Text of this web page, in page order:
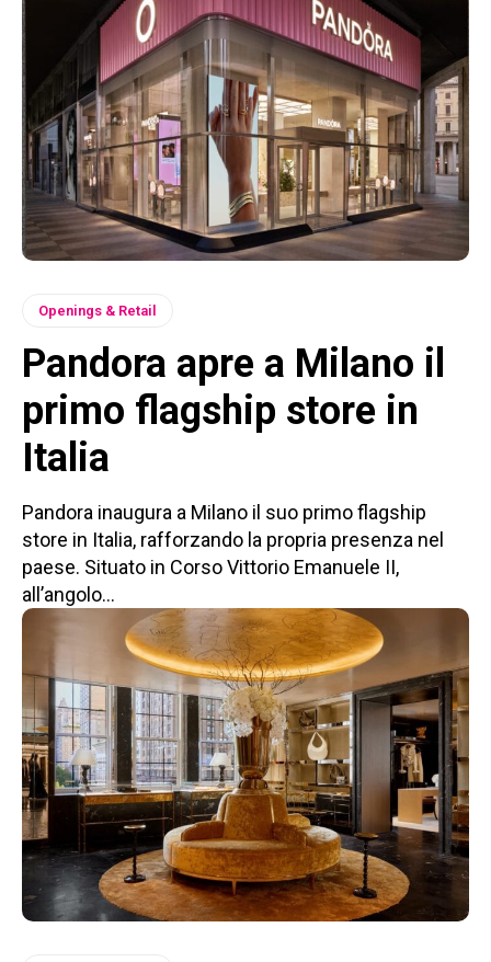
Openings & Retail
Pandora apre a Milano il
primo flagship store in
Italia
Pandora inaugura a Milano il suo primo flagship
store in Italia, rafforzando la propria presenza nel
paese. Situato in Corso Vittorio Emanuele II,
all’angolo...